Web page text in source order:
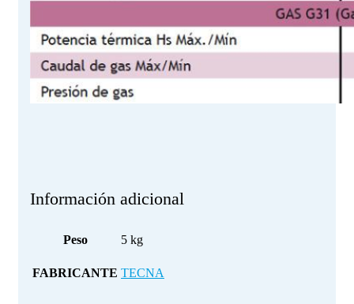
Información adicional
Peso 5 kg
FABRICANTE TECNA